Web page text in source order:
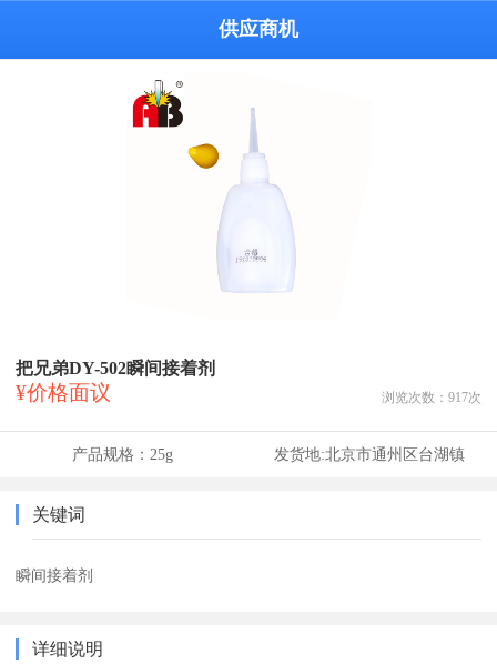
供应商机
把兄弟DY-502瞬间接着剂
¥价格面议 浏览次数： 917次
产品规格：25g 发货地:北京市通州区台湖镇
关键词
瞬间接着剂
详细说明